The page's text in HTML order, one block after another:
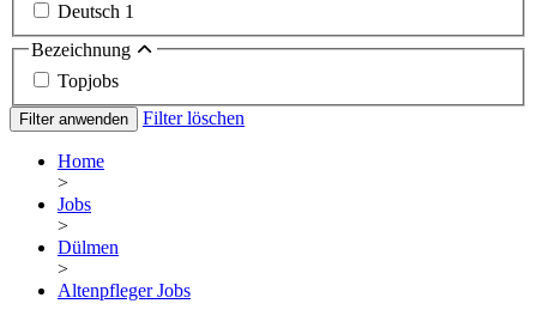
Deutsch 1
Bezeichnung
Topjobs
Filter anwenden Filter löschen
Home
>
Jobs
>
Dülmen
>
Altenpfleger Jobs